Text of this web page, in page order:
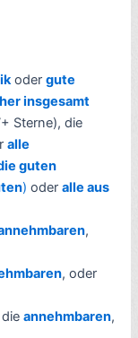
odergute
insgesamt
Sterne), die
alle
guten
) oderalle aus
,
, oder
dieannehmbaren,